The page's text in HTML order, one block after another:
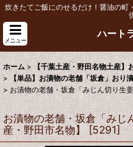
炊きたてご飯にのせるだけ！醤油の町
メニュー
ハート
ホーム > 【千葉土産・野田名物土産】
> 【単品】お漬物の老舗「坂倉」おり
> お漬物の老舗・坂倉「みじん切り生
お漬物の老舗・坂倉「みじ
産・野田市名物】 [5291]